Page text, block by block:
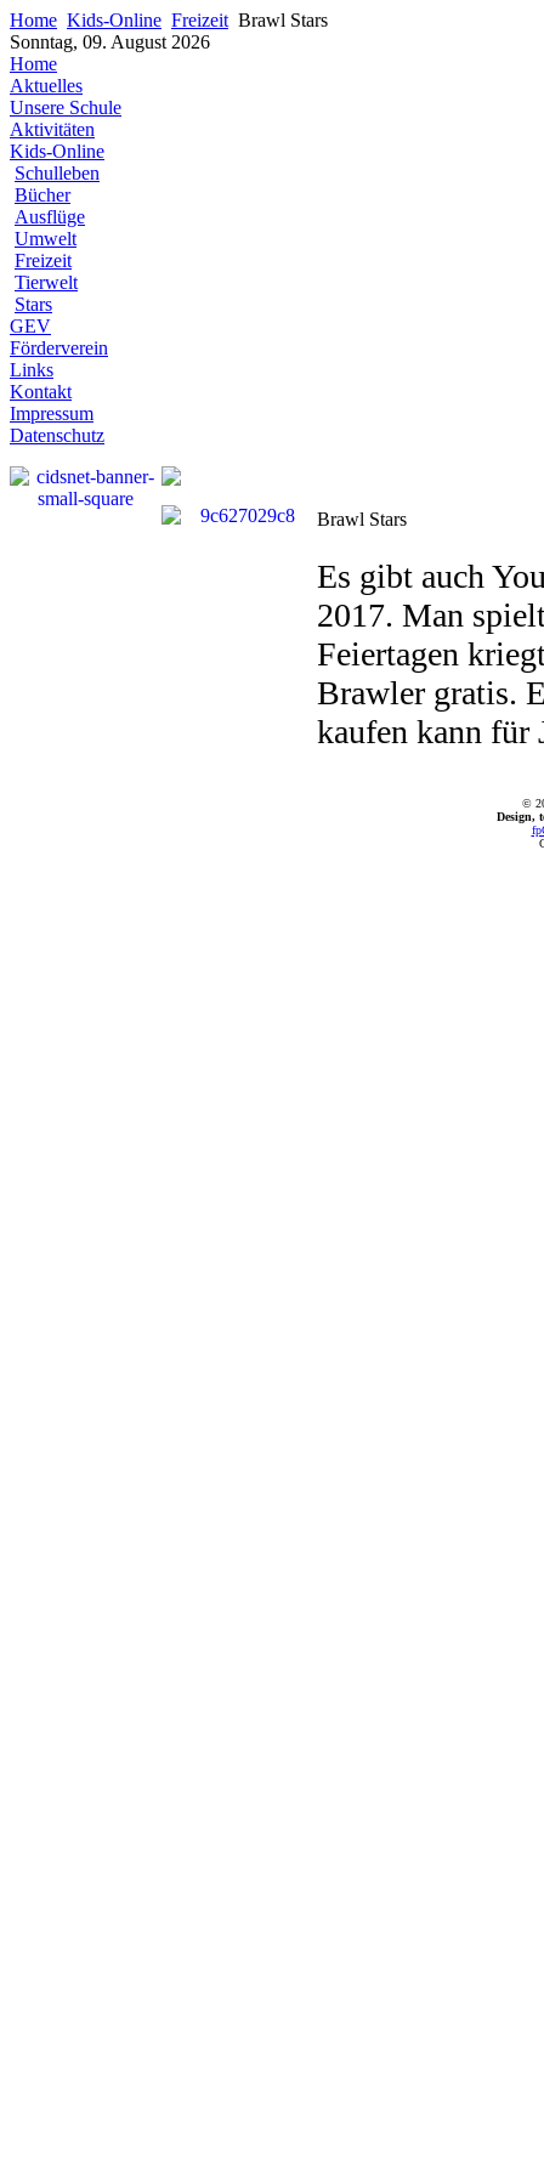
Home Kids-Online Freizeit Brawl Stars
Sonntag, 09. August 2026
Home
Aktuelles
Unsere Schule
Aktivitäten
Kids-Online
Schulleben
Bücher
Ausflüge
Umwelt
Freizeit
Tierwelt
Stars
GEV
Förderverein
Links
Kontakt
Impressum
Datenschutz
Brawl Stars
Es gibt auch
2017. Man
Feiertagen
Brawler gratis.
kaufen kann für
©
Design,